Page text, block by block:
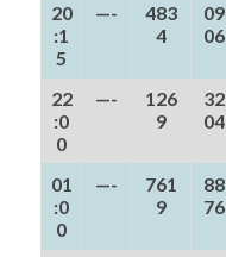
20
:1
5
—-
483
4
09
06
22
:0
0
—-
126
9
32
04
01
:0
0
—-
761
9
88
76